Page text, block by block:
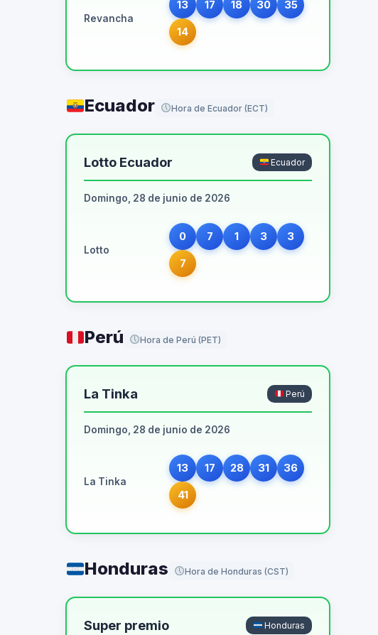
Revancha
13 17 18 30 35
14
Ecuador Hora de Ecuador (ECT)
Lotto Ecuador Ecuador
Domingo, 28 de junio de 2026
Lotto
0 7 1 3 3
7
Perú Hora de Perú (PET)
La Tinka Perú
Domingo, 28 de junio de 2026
La Tinka
13 17 28 31 36
41
Honduras Hora de Honduras (CST)
Super premio Honduras